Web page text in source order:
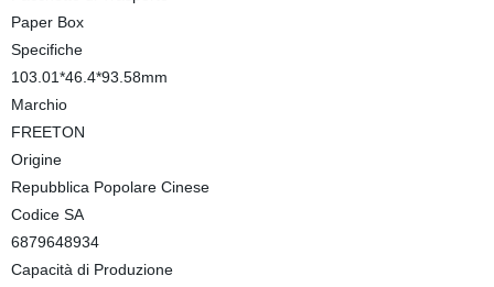
Paper Box
Specifiche
103.01*46.4*93.58mm
Marchio
FREETON
Origine
Repubblica Popolare Cinese
Codice SA
6879648934
Capacità di Produzione